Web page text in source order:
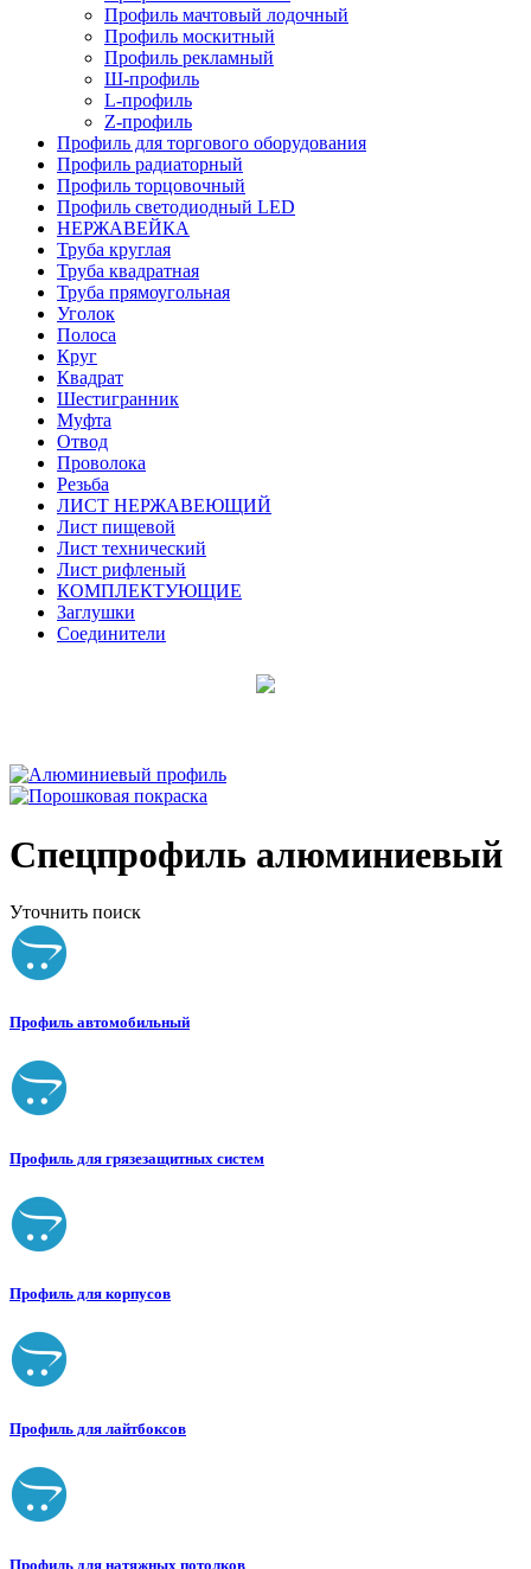
Профиль мачтовый лодочный
Профиль москитный
Профиль рекламный
Ш-профиль
L-профиль
Z-профиль
Профиль для торгового оборудования
Профиль радиаторный
Профиль торцовочный
Профиль светодиодный LED
НЕРЖАВЕЙКА
Труба круглая
Труба квадратная
Труба прямоугольная
Уголок
Полоса
Круг
Квадрат
Шестигранник
Муфта
Отвод
Проволока
Резьба
ЛИСТ НЕРЖАВЕЮЩИЙ
Лист пищевой
Лист технический
Лист рифленый
КОМПЛЕКТУЮЩИЕ
Заглушки
Соединители
Спецпрофиль алюминиевый
Уточнить поиск
Профиль автомобильный
Профиль для грязезащитных систем
Профиль для корпусов
Профиль для лайтбоксов
Профиль для натяжных потолков